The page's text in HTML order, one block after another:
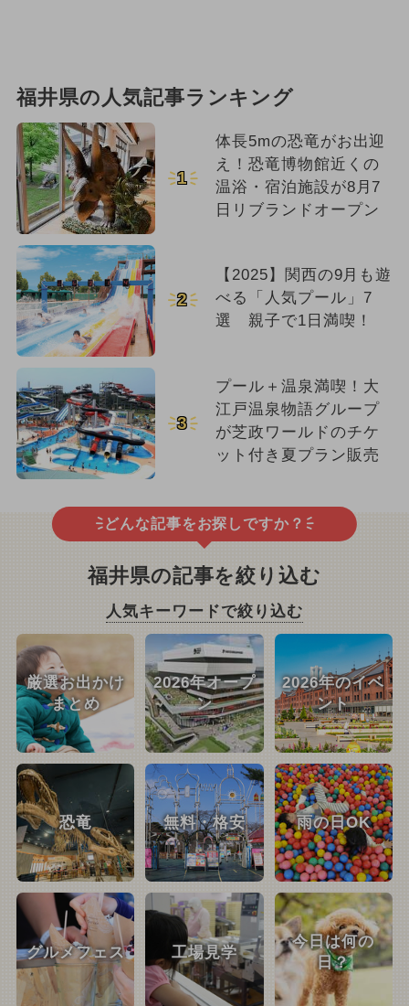
福井県の人気記事ランキング
1
体長5mの恐竜がお出迎
え！恐竜博物館近くの
温浴・宿泊施設が8月7
日リブランドオープン
2
【2025】関西の9月も遊
べる「人気プール」7
選 親子で1日満喫！
3
プール＋温泉満喫！大
江戸温泉物語グループ
が芝政ワールドのチケ
ット付き夏プラン販売
どんな記事をお探しですか？
福井県の記事を絞り込む
人気キーワードで絞り込む
厳選お出かけ
まとめ
2026年オープ
ン
2026年のイベ
ント
恐竜 無料・格安 雨の日OK
グルメフェス 工場見学
今日は何の
日？